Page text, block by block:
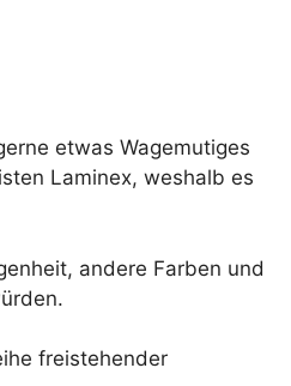
etwas Wagemutiges
Laminex, weshalb es
andere Farben und
freistehender